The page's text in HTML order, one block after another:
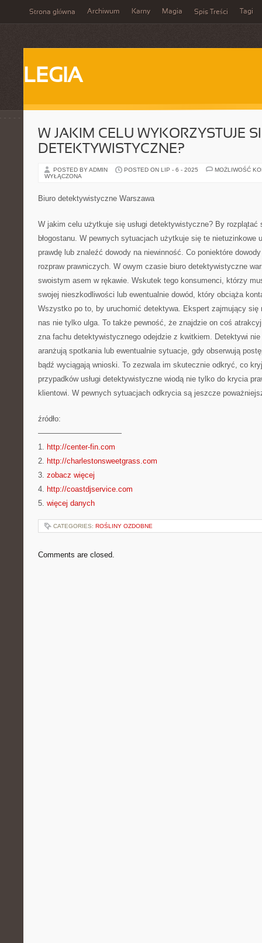
Strona główna Archiwum Karny Magia Spis Treści Tagi
LEGIA
W JAKIM CELU WYKORZYSTUJE
DETEKTYWISTYCZNE?
POSTED BY ADMIN POSTED ON LIP - 6 - 2025
MOŻLIWOŚĆ
WYŁĄCZONA
Biuro detektywistyczne Warszawa
W jakim celu użytkuje się usługi detektywistyczne? By rozplątać
błogostanu. W pewnych sytuacjach użytkuje się te nietuzinkowe
prawdę lub znaleźć dowody na niewinność. Co poniektóre
rozpraw prawniczych. W owym czasie biuro detektywistyczne
swoistym asem w rękawie. Wskutek tego konsumenci, którzy
swojej nieszkodliwości lub ewentualnie dowód, który obciąża
Wszystko po to, by uruchomić detektywa. Ekspert zajmujący się
nas nie tylko ulga. To także pewność, że znajdzie on coś
zna fachu detektywistycznego odejdzie z kwitkiem. Detektywi
aranżują spotkania lub ewentualnie sytuacje, gdy obserwują
bądź wyciągają wnioski. To zezwala im skutecznie odkryć, co
przypadków usługi detektywistyczne wiodą nie tylko do krycia
klientowi. W pewnych sytuacjach odkrycia są jeszcze
źródło:
———————————
1. http://center-fin.com
2. http://charlestonsweetgrass.com
3. zobacz więcej
4. http://coastdjservice.com
5. więcej danych
CATEGORIES: ROŚLINY OZDOBNE
Comments are closed.